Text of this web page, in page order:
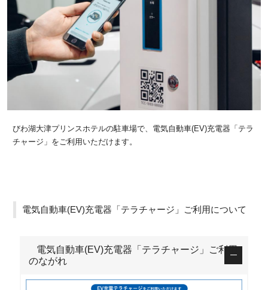
びわ湖大津プリンスホテルの駐車場で、電気自動車(EV)充電器「テラ
チャージ」をご利用いただけます。
電気自動車(EV)充電器「テラチャージ」ご利用について
電気自動車(EV)充電器「テラチャージ」ご利用
のながれ